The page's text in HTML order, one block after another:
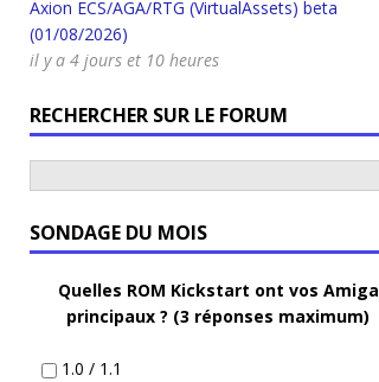
Axion ECS/AGA/RTG (VirtualAssets) beta
(01/08/2026)
il y a 4 jours et 10 heures
RECHERCHER SUR LE FORUM
SONDAGE DU MOIS
Quelles ROM Kickstart ont vos Amiga
principaux ? (3 réponses maximum)
1.0 / 1.1